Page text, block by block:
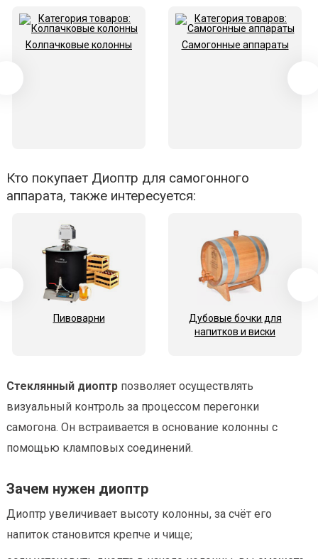
Колпачковые колонны Самогонные аппараты
Кто покупает Диоптр для самогонного
аппарата, также интересуется:
Пивоварни
Дубовые бочки для
напитков и виски
Стеклянный диоптр позволяет осуществлять
визуальный контроль за процессом перегонки
самогона. Он встраивается в основание колонны с
помощью кламповых соединений.
Зачем нужен диоптр
Диоптр увеличивает высоту колонны, за счёт его
напиток становится крепче и чище;